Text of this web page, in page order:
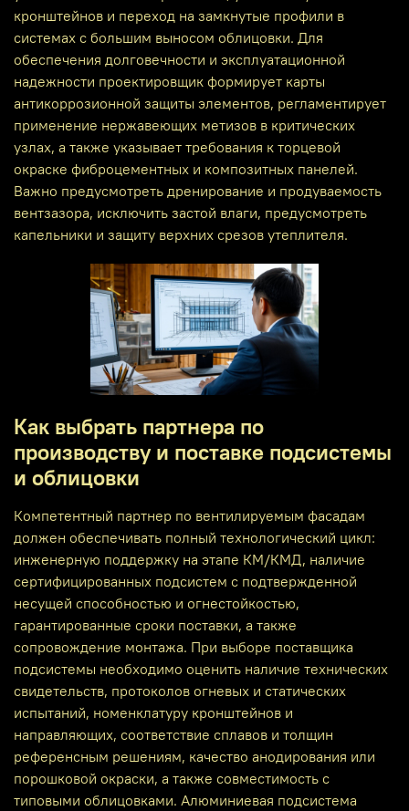
кронштейнов и переход на замкнутые профили в
системах с большим выносом облицовки. Для
обеспечения долговечности и эксплуатационной
надежности проектировщик формирует карты
антикоррозионной защиты элементов, регламентирует
применение нержавеющих метизов в критических
узлах, а также указывает требования к торцевой
окраске фиброцементных и композитных панелей.
Важно предусмотреть дренирование и продуваемость
вентзазора, исключить застой влаги, предусмотреть
капельники и защиту верхних срезов утеплителя.
Как выбрать партнера по
производству и поставке подсистемы
и облицовки
Компетентный партнер по вентилируемым фасадам
должен обеспечивать полный технологический цикл:
инженерную поддержку на этапе КМ/КМД, наличие
сертифицированных подсистем с подтвержденной
несущей способностью и огнестойкостью,
гарантированные сроки поставки, а также
сопровождение монтажа. При выборе поставщика
подсистемы необходимо оценить наличие технических
свидетельств, протоколов огневых и статических
испытаний, номенклатуру кронштейнов и
направляющих, соответствие сплавов и толщин
референсным решениям, качество анодирования или
порошковой окраски, а также совместимость с
типовыми облицовками. Алюминиевая подсистема